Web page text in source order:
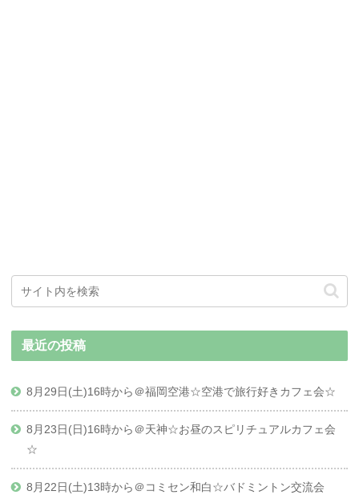
最近の投稿
8月29日(土)16時から＠福岡空港☆空港で旅行好きカフェ会☆
8月23日(日)16時から＠天神☆お昼のスピリチュアルカフェ会
☆
8月22日(土)13時から＠コミセン和白☆バドミントン交流会